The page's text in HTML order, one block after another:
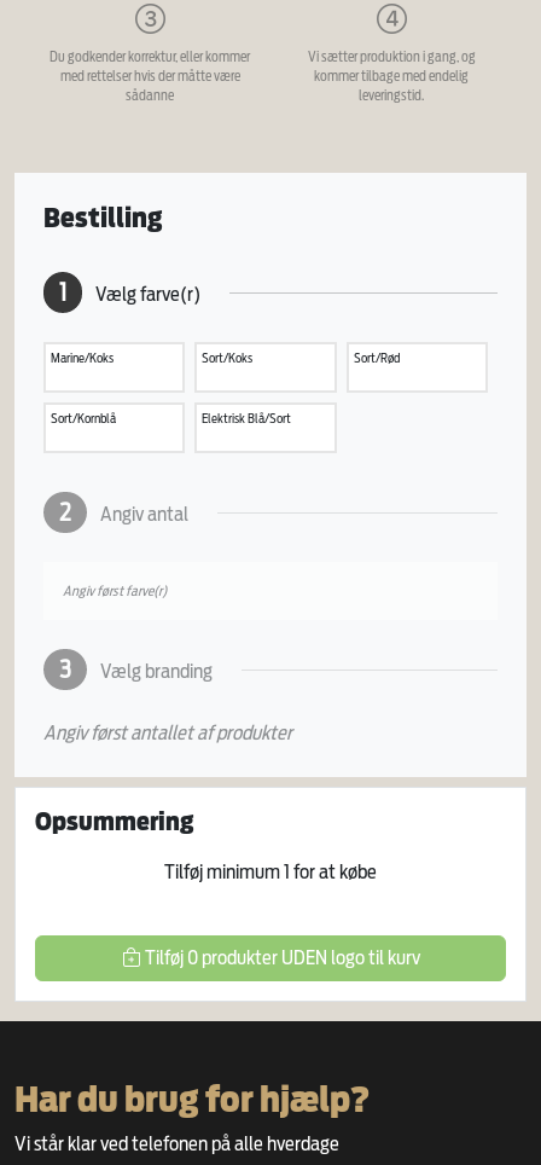
Du godkender korrektur, eller kommer
med rettelser hvis der måtte være
sådanne
Vi sætter produktion i gang, og
kommer tilbage med endelig
leveringstid.
Bestilling
1 Vælg farve(r)
Marine/Koks Sort/Koks Sort/Rød
Sort/Kornblå Elektrisk Blå/Sort
2 Angiv antal
Angiv først farve(r)
3 Vælg branding
Angiv først antallet af produkter
Opsummering
Tilføj minimum1 for at købe
Tilføj 0produkter UDEN logotil kurv
Har du brug for hjælp?
Vi står klar ved telefonen på alle hverdage